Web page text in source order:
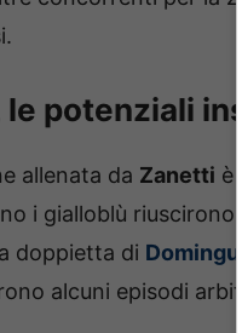
le potenziali
allenata da Zanetti è
i gialloblù riuscirono
doppietta di
alcuni episodi